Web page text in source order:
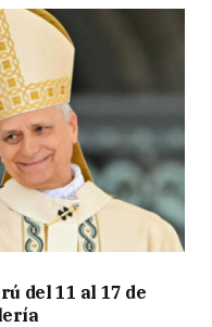
del 11 al 17 de